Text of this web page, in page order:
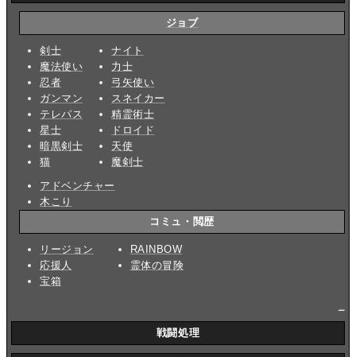
ジョブ
剣士
魔法使い
忍者
ガンマン
テレパス
星士
暗黒剣士
猫
ナイト
力士
弓矢使い
スネイカー
精霊術士
ドロイド
天使
魔剣士
アドベンチャー
木こり
コミュ・閲歴
リージョン
応援人
宝箱
RAINBOW
霊体の冒険
戦闘処理